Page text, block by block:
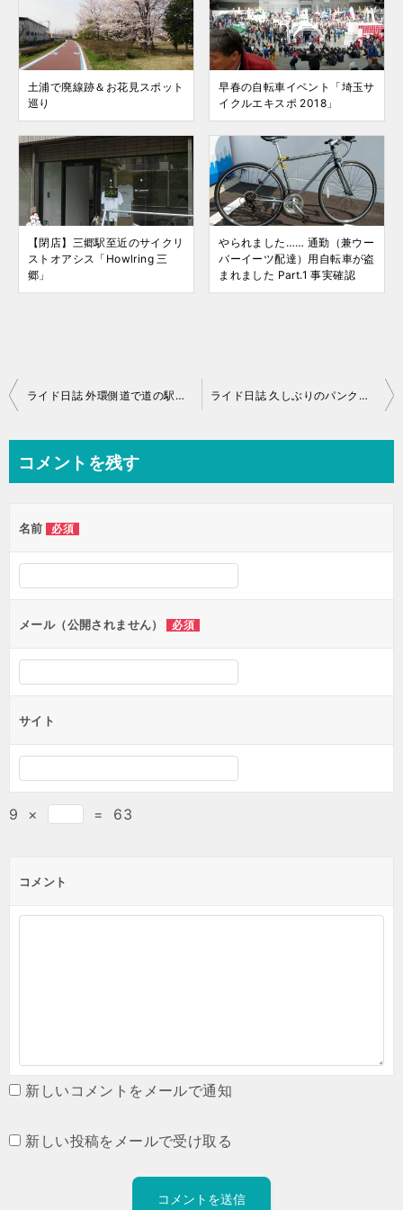
土浦で廃線跡＆お花見スポット
巡り
早春の自転車イベント「埼玉サ
イクルエキスポ 2018」
【閉店】三郷駅至近のサイクリ
ストオアシス「Howlring 三
郷」
やられました…… 通勤（兼ウー
バーイーツ配達）用自転車が盗
まれました Part.1 事実確認
投
ビ
ー
シ
ョ
ン
ライド日誌 外環側道で道の駅＆いつものパン屋さん ライド日誌 久しぶりのパンク。さらに……
コメントを残す
名前 必須
メール（公開されません） 必須
サイト
9 × = 63
コメント
新しいコメントをメールで通知
新しい投稿をメールで受け取る